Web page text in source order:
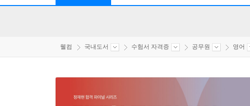
웰컴 국내도서 수험서 자격증 공무원 영어